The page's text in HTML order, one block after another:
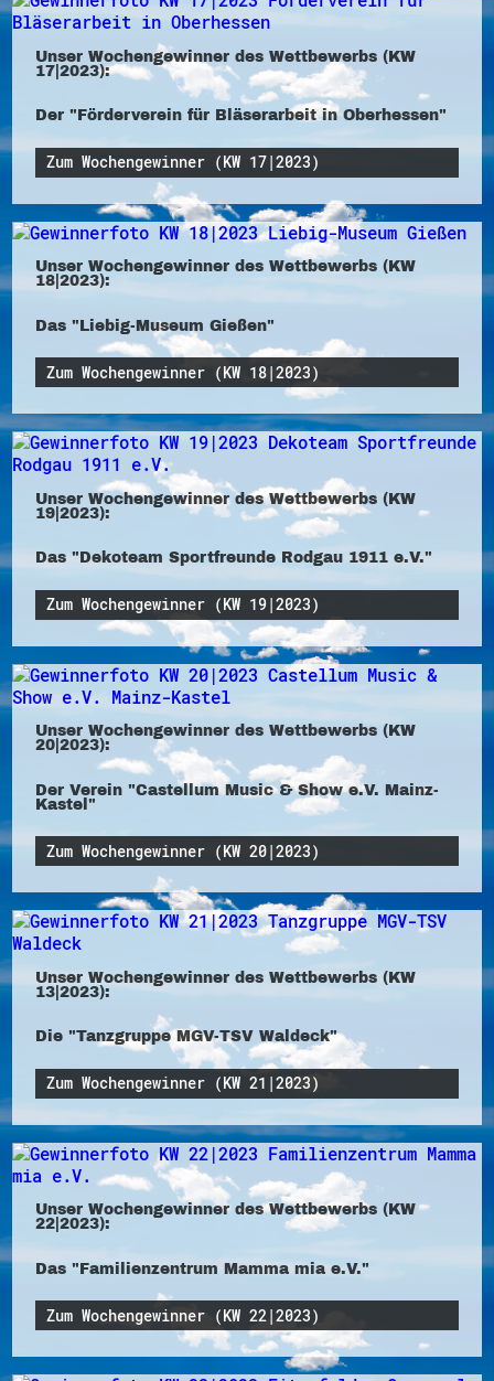
Unser Wochengewinner des Wettbewerbs (KW
17|2023):
Der "Förderverein für Bläserarbeit in Oberhessen"
Zum Wochengewinner (KW 17|2023)
Unser Wochengewinner des Wettbewerbs (KW
18|2023):
Das "Liebig-Museum Gießen"
Zum Wochengewinner (KW 18|2023)
Unser Wochengewinner des Wettbewerbs (KW
19|2023):
Das "Dekoteam Sportfreunde Rodgau 1911 e.V."
Zum Wochengewinner (KW 19|2023)
Unser Wochengewinner des Wettbewerbs (KW
20|2023):
Der Verein "Castellum Music & Show e.V. Mainz-
Kastel"
Zum Wochengewinner (KW 20|2023)
Unser Wochengewinner des Wettbewerbs (KW
13|2023):
Die "Tanzgruppe MGV-TSV Waldeck"
Zum Wochengewinner (KW 21|2023)
Unser Wochengewinner des Wettbewerbs (KW
22|2023):
Das "Familienzentrum Mamma mia e.V."
Zum Wochengewinner (KW 22|2023)